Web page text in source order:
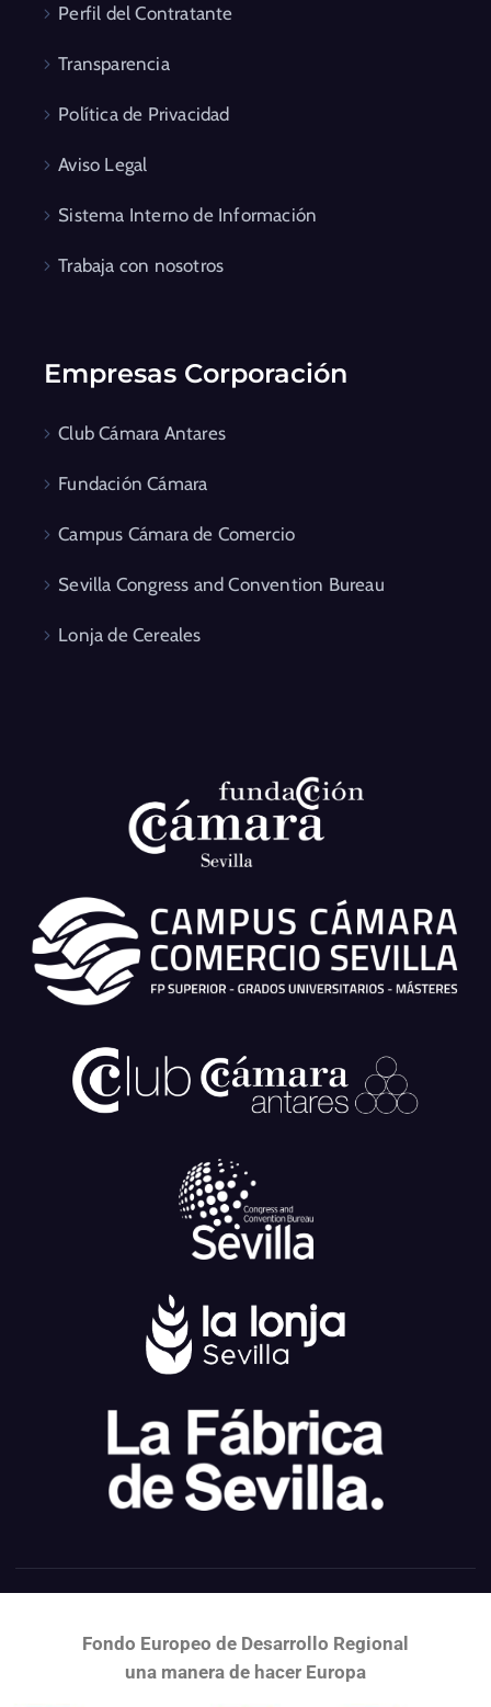
Perfil del Contratante
Transparencia
Política de Privacidad
Aviso Legal
Sistema Interno de Información
Trabaja con nosotros
Empresas Corporación
Club Cámara Antares
Fundación Cámara
Campus Cámara de Comercio
Sevilla Congress and Convention Bureau
Lonja de Cereales
Fondo Europeo de Desarrollo Regional
una manera de hacer Europa